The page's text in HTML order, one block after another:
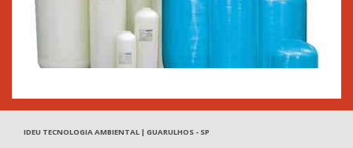
IDEU TECNOLOGIA AMBIENTAL | GUARULHOS - SP